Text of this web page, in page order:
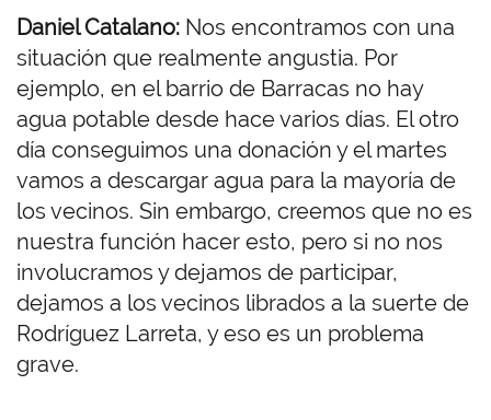
Daniel Catalano: Nos encontramos con una
situación que realmente angustia. Por
ejemplo, en el barrio de Barracas no hay
agua potable desde hace varios días. El otro
día conseguimos una donación y el martes
vamos a descargar agua para la mayoría de
los vecinos. Sin embargo, creemos que no es
nuestra función hacer esto, pero si no nos
involucramos y dejamos de participar,
dejamos a los vecinos librados a la suerte de
Rodríguez Larreta, y eso es un problema
grave.